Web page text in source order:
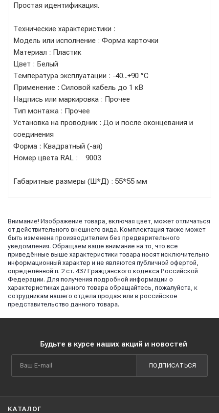
Простая идентификация.
Технические характеристики :
Модель или исполнение : Форма карточки
Материал : Пластик
Цвет : Белый
Температура эксплуатации : -40...+90 °C
Применение : Силовой кабель до 1 кВ
Надпись или маркировка : Прочее
Тип монтажа : Прочее
Установка на проводник : До и после оконцевания и
соединения
Форма : Квадратный (-ая)
Номер цвета RAL : 9003
Габаритные размеры (Ш*Д) : 55*55 мм
Внимание! Изображение товара, включая цвет, может отличаться
от действительного внешнего вида. Комплектация также может
быть изменена производителем без предварительного
уведомления. Обращаем ваше внимание на то, что все
приведённые выше характеристики товара носят исключительно
информационный характер и не являются публичной офертой,
определённой п. 2 ст. 437 Гражданского кодекса Российской
Федерации. Для получения подробной информации о
характеристиках данного товара обращайтесь, пожалуйста, к
сотрудникам нашего отдела продаж или в российское
представительство данного товара.
Будьте в курсе наших акций и новостей
ПОДПИСАТЬСЯ
КАТАЛОГ